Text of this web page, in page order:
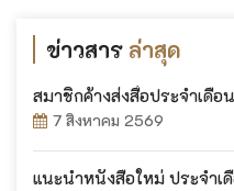
ข่าวสาร ล่าสุด
สมาชิกค้างส่งสื่อประจำเดื
7 สิงหาคม 2569
แนะนำหนังสือใหม่ ประจำเ